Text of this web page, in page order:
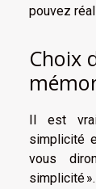
pouvez
Choix
Il est
simplicité
vous
simplicité